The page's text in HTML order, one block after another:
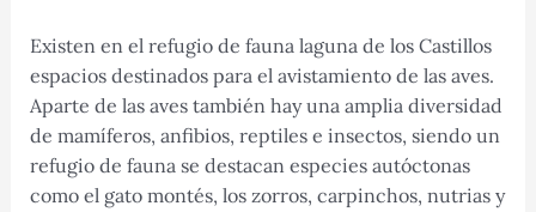
Existen en el refugio de fauna laguna de los Castillos
espacios destinados para el avistamiento de las aves.
Aparte de las aves también hay una amplia diversidad
de mamíferos, anfibios, reptiles e insectos, siendo un
refugio de fauna se destacan especies autóctonas
como el gato montés, los zorros, carpinchos, nutrias y